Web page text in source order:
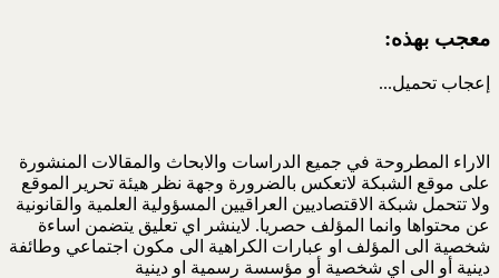
معجب بهذه:
إعجاب تحميل...
الاراء المطروحة في جميع الدراسات والابحاث والمقالات المنشورة
على موقع الشبكة لاتعكس بالضرورة وجهة نظر هيئة تحرير الموقع
ولا تتحمل شبكة الاقتصاديين العراقيين المسؤولية العلمية والقانونية
عن محتواها وانما المؤلف حصريا. لاينشر اي تعليق يتضمن اساءة
شخصية الى المؤلف او عبارات الكراهية الى مكون اجتماعي وطائفة
دينية أو الى اي شخصية أو مؤسسة رسمية او دينية